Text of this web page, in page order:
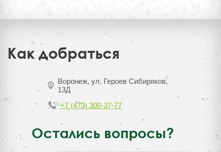
Как добраться
Воронеж, ул. Героев Сибиряков,
13Д
+7 (473) 300-37-77
Остались вопросы?